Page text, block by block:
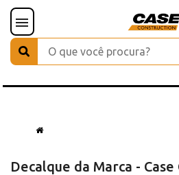
Decalque da Marca - Case